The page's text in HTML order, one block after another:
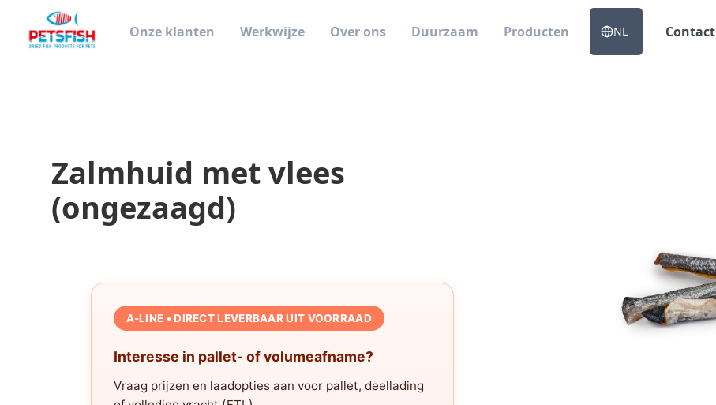
Onze klanten Werkwijze Over ons Duurzaam Producten NL Contact
Zalmhuid met vlees
(ongezaagd)
A-LINE • DIRECT LEVERBAAR UIT VOORRAAD
Interesse in pallet- of volumeafname?
Vraag prijzen en laadopties aan voor pallet, deellading